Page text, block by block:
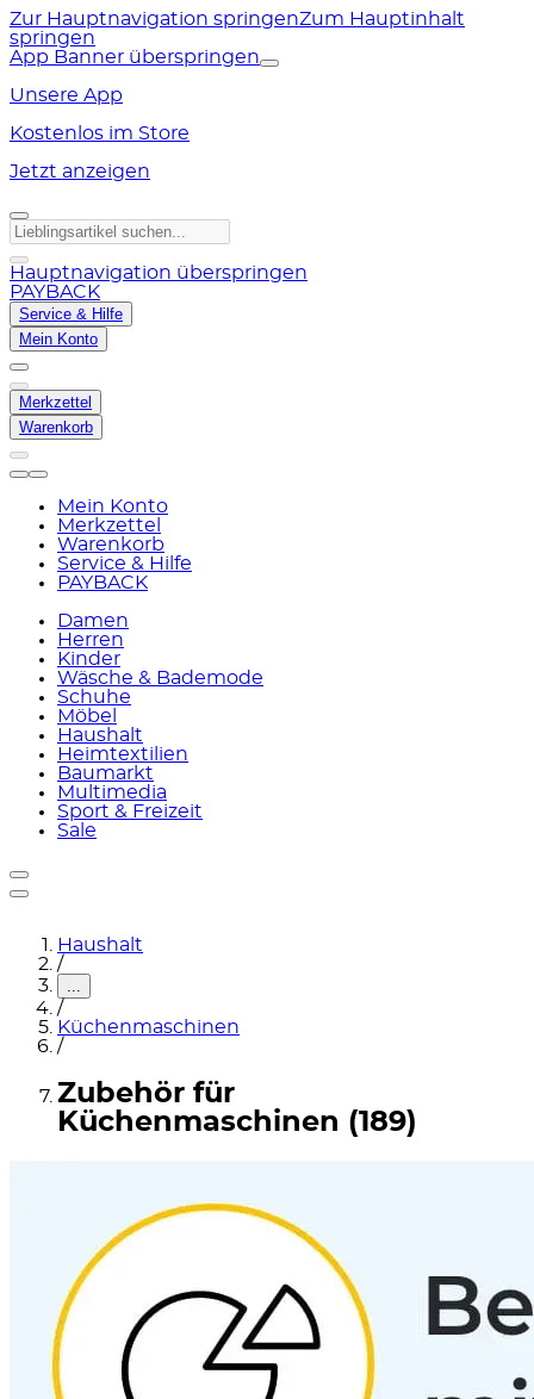
Zur Hauptnavigation springenZum Hauptinhalt
springen
App Banner überspringen
Unsere App
Kostenlos im Store
Jetzt anzeigen
Hauptnavigation überspringen
PAYBACK
Service & Hilfe
Mein Konto
Merkzettel
Warenkorb
Mein Konto
Merkzettel
Warenkorb
Service & Hilfe
PAYBACK
Damen
Herren
Kinder
Wäsche & Bademode
Schuhe
Möbel
Haushalt
Heimtextilien
Baumarkt
Multimedia
Sport & Freizeit
Sale
Haushalt
/
...
/
Küchenmaschinen
/
Zubehör für
Küchenmaschinen (189)